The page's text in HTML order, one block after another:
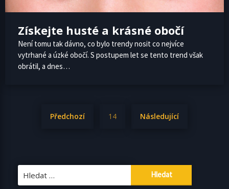
Získejte husté a krásné obočí
Není tomu tak dávno, co bylo trendy nosit co nejvíce
vytrhané a úzké obočí. S postupem let se tento trend však
obrátil, a dnes…
příspěvků
Předchozí 14 Následující